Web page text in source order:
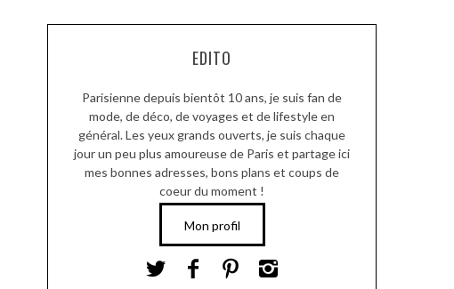
EDITO
Parisienne depuis bientôt 10 ans, je suis fan de
mode, de déco, de voyages et de lifestyle en
général. Les yeux grands ouverts, je suis chaque
jour un peu plus amoureuse de Paris et partage ici
mes bonnes adresses, bons plans et coups de
coeur du moment !
Mon profil